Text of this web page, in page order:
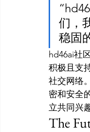
们，
稳固
hd46ai社
积极且支
社交网络
密和安全
立共同兴
The